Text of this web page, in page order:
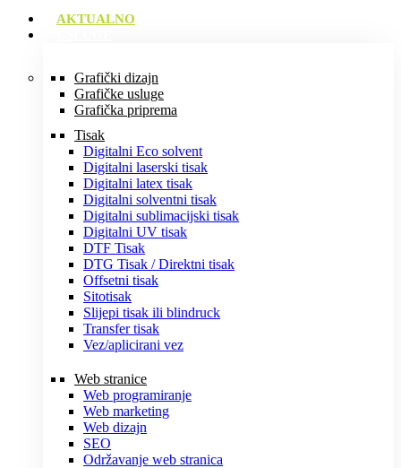
AKTUALNO
Grafički dizajn
Grafičke usluge
Grafička priprema
Tisak
Digitalni Eco solvent
Digitalni laserski tisak
Digitalni latex tisak
Digitalni solventni tisak
Digitalni sublimacijski tisak
Digitalni UV tisak
DTF Tisak
DTG Tisak / Direktni tisak
Offsetni tisak
Sitotisak
Slijepi tisak ili blindruck
Transfer tisak
Vez/aplicirani vez
Web stranice
Web programiranje
Web marketing
Web dizajn
SEO
Održavanje web stranica